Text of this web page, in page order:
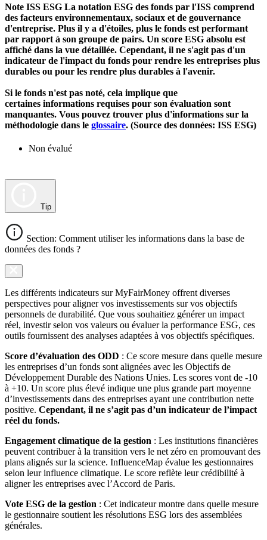
Note ISS ESG La notation ESG des fonds par l'ISS comprend
des facteurs environnementaux, sociaux et de gouvernance
d'entreprise. Plus il y a d'étoiles, plus le fonds est performant
par rapport à son groupe de pairs. Un score ESG absolu est
affiché dans la vue détaillée. Cependant, il ne s'agit pas d'un
indicateur de l'impact du fonds pour rendre les entreprises plus
durables ou pour les rendre plus durables à l'avenir.
Si le fonds n'est pas noté, cela implique que
certaines informations requises pour son évaluation sont
manquantes. Vous pouvez trouver plus d'informations sur la
méthodologie dans le glossaire. (Source des données: ISS ESG)
Non évalué
Tip
Section: Comment utiliser les informations dans la base de
données des fonds ?
Les différents indicateurs sur MyFairMoney offrent diverses
perspectives pour aligner vos investissements sur vos objectifs
personnels de durabilité. Que vous souhaitiez générer un impact
réel, investir selon vos valeurs ou évaluer la performance ESG, ces
outils fournissent des analyses adaptées à vos objectifs spécifiques.
Score d’évaluation des ODD : Ce score mesure dans quelle mesure
les entreprises d’un fonds sont alignées avec les Objectifs de
Développement Durable des Nations Unies. Les scores vont de -10
à +10. Un score plus élevé indique une plus grande part moyenne
d’investissements dans des entreprises ayant une contribution nette
positive. Cependant, il ne s’agit pas d’un indicateur de l’impact
réel du fonds.
Engagement climatique de la gestion : Les institutions financières
peuvent contribuer à la transition vers le net zéro en promouvant des
plans alignés sur la science. InfluenceMap évalue les gestionnaires
selon leur influence climatique. Le score reflète leur crédibilité à
aligner les entreprises avec l’Accord de Paris.
Vote ESG de la gestion : Cet indicateur montre dans quelle mesure
le gestionnaire soutient les résolutions ESG lors des assemblées
générales.